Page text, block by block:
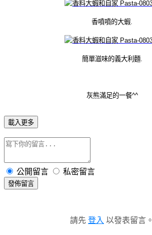
香噴噴的大蝦.
簡單滋味的義大利麵.
灰熊滿足的一餐^^
載入更多
公開留言 私密留言
發佈留言
請先 登入 以發表留言。